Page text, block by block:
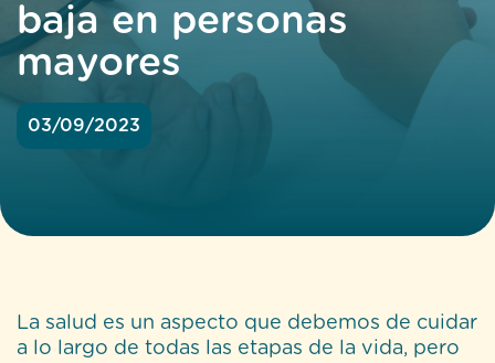
baja en personas
mayores
03/09/2023
La salud es un aspecto que debemos de cuidar
a lo largo de todas las etapas de la vida, pero